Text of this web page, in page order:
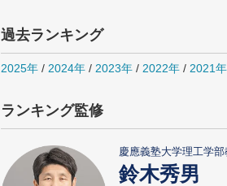
過去ランキング
2025年 / 2024年 / 2023年 / 2022年 / 2021年
ランキング監修
慶應義塾大学理工学
鈴木秀男